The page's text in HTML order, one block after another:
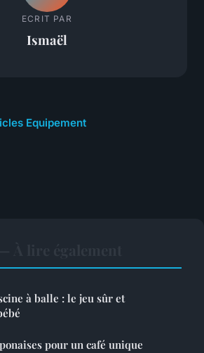
ECRIT PAR
Ismaël
Equipement
à balle : le jeu sûr et
pour un café unique